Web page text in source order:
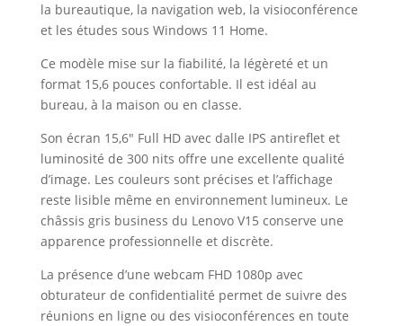
la bureautique, la navigation web, la visioconférence
et les études sous Windows 11 Home.
Ce modèle mise sur la fiabilité, la légèreté et un
format 15,6 pouces confortable. Il est idéal au
bureau, à la maison ou en classe.
Son écran 15,6″ Full HD avec dalle IPS antireflet et
luminosité de 300 nits offre une excellente qualité
d’image. Les couleurs sont précises et l’affichage
reste lisible même en environnement lumineux. Le
châssis gris business du Lenovo V15 conserve une
apparence professionnelle et discrète.
La présence d’une webcam FHD 1080p avec
obturateur de confidentialité permet de suivre des
réunions en ligne ou des visioconférences en toute